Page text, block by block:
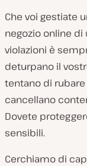
Che voi gestiate
negozio online
violazioni è
deturpano il
tentano di
cancellano
Dovete
sensibili.
Cerchiamo di